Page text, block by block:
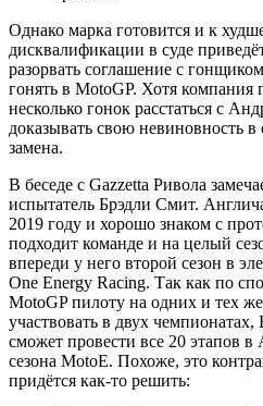
Однако марка готовится и к
дисквалификации в суде
разорвать соглашение с
гонять в MotoGP. Хотя компания
несколько гонок расстаться с
доказывать свою невиновность
замена.
В беседе с Gazzetta Ривола
испытатель Брэдли Смит.
2019 году и хорошо знаком с
подходит команде и на целый
впереди у него второй сезон в
One Energy Racing. Так как по
MotoGP пилоту на одних и тех
участвовать в двух
сможет провести все 20 этапов в
сезона MotoE. Похоже, это
придётся как-то решить: